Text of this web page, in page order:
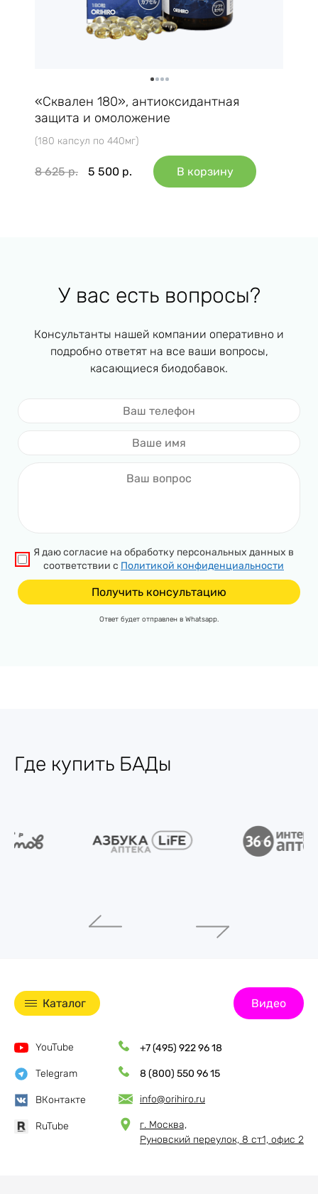
«Сквален 180», антиоксидантная
защита и омоложение
(180 капсул по 440мг)
8 625р. 5 500 р. В корзину
У вас есть вопросы?
Консультанты нашей компании оперативно и
подробно ответят на все ваши вопросы,
касающиеся биодобавок.
Я даю согласие на обработку персональных данных в
соответствии с Политикой конфиденциальности
Ответ будет отправлен в Whatsapp.
Где купить БАДы
Каталог Видео
YouTube
Telegram
ВКонтакте
RuTube
+7 (495) 922 96 18
8 (800) 550 96 15
info@orihiro.ru
г. Москва,
Руновский переулок, 8 ст1, офис 2